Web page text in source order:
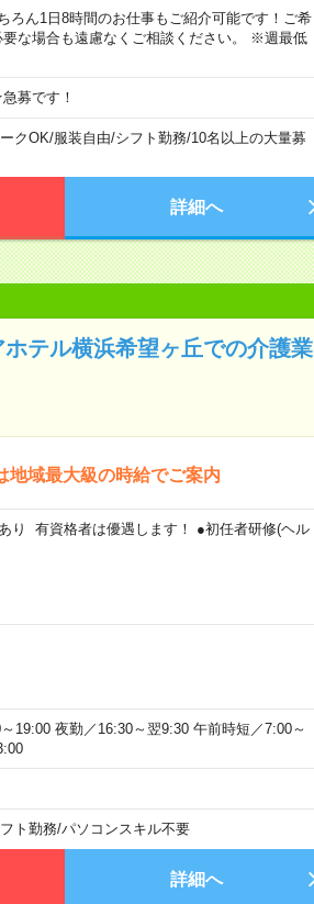
ん1日8時間のお仕事もご紹介可能です！ご希
な場合も遠慮なくご相談ください。 ※週最低
募です！
クOK/服装自由/シフト勤務/10名以上の大量募
詳細へ
テル横浜希望ヶ丘での介護業
地域最大級の時給でご案内
り 有資格者は優遇します！ ●初任者研修(ヘル
19:00 夜勤／16:30～翌9:30 午前時短／7:00～
ト勤務/パソコンスキル不要
詳細へ